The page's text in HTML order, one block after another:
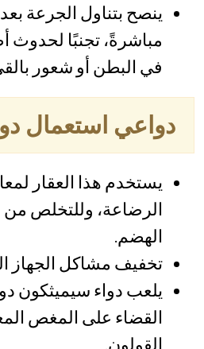
ينصح بتناول الجرعة
مباشرةً، تجنبًا لحدوث
في البطن أو شعور
دواعي استعمال
يستخدم هذا العقار
الرضاعة، وللتخلص من
الهضم.
تخفيف مشاكل الجهاز
يلعب دواء سيميثكون
القضاء على المغص
القولون.